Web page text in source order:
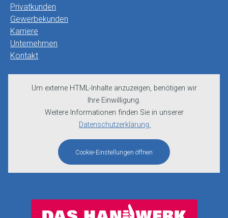
Privatkunden
Gewerbekunden
Karriere
Unternehmen
Kontakt
Um externe HTML-Inhalte anzuzeigen, benötigen wir
Ihre Einwilligung.
Weitere Informationen finden Sie in unserer
Datenschutzerklärung.
Cookie-Einstellungen öffnen